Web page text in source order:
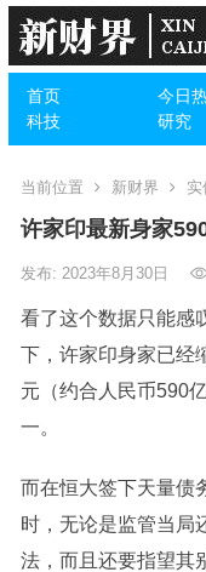
首页 今日
科技
研究
当前位置 新财界 实
许家印最新身家
发布: 2023年8月30日
看了这个数据只能感
下，许家印身家已经
元（约合人民币590
一。
而在恒大签下天量债
时，无论是监管当局
法，而且还要指望其